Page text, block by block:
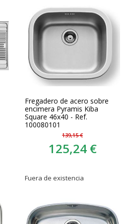
Fregadero de acero sobre
encimera Pyramis Kiba
Square 46x40 - Ref.
100080101
139,15 €
125,24 €
Fuera de existencia